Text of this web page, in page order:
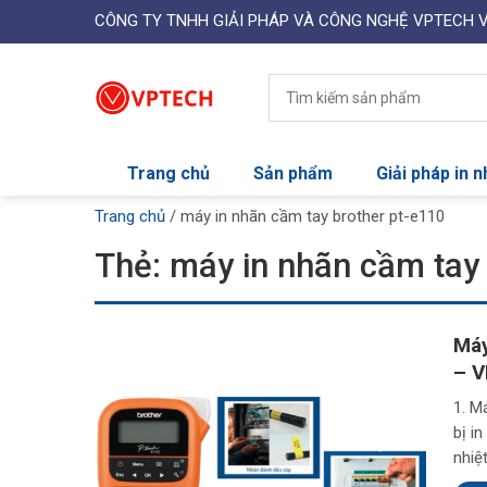
CÔNG TY TNHH GIẢI PHÁP VÀ CÔNG NGHỆ VPTECH
Trang chủ Sản phẩm Giải pháp in
Trang chủ / máy in nhãn cầm tay brother pt-e110
Thẻ: máy in nhãn cầm
–
1.
bị in